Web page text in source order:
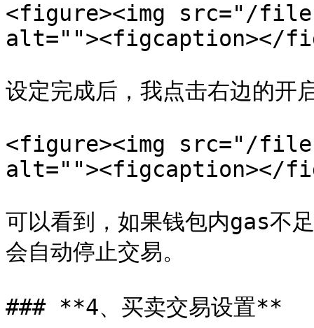
<figure><img src="/files/
alt=""><figcaption></
设定完成后，我点击右边的开
<figure><img src="/
alt=""><figcaption></
可以看到，如果钱包内gas不
会自动停止交易。
### **4、买卖交易设置**